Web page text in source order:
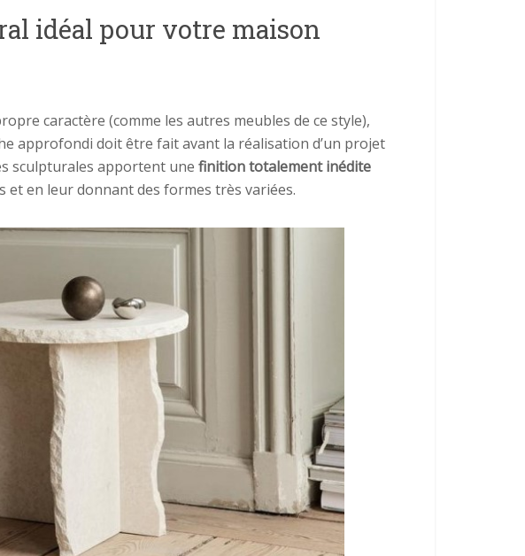
idéal pour votre maison
caractère (comme les autres meubles de ce style),
approfondi doit être fait avant la réalisation d’un projet
sculpturales apportent une finition totalement inédite
en leur donnant des formes très variées.